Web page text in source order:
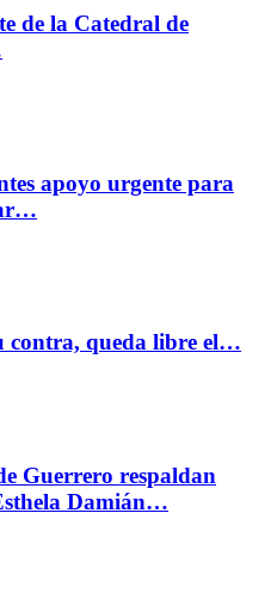
de la Catedral de
apoyo urgente para
contra, queda libre el…
Guerrero respaldan
Damián…